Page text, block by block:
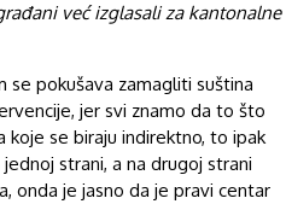
već izglasali za kantonalne
se pokušava zamagliti suština
jer svi znamo da to što
koje se biraju indirektno, to ipak
strani, a na drugoj strani
onda je jasno da je pravi centar